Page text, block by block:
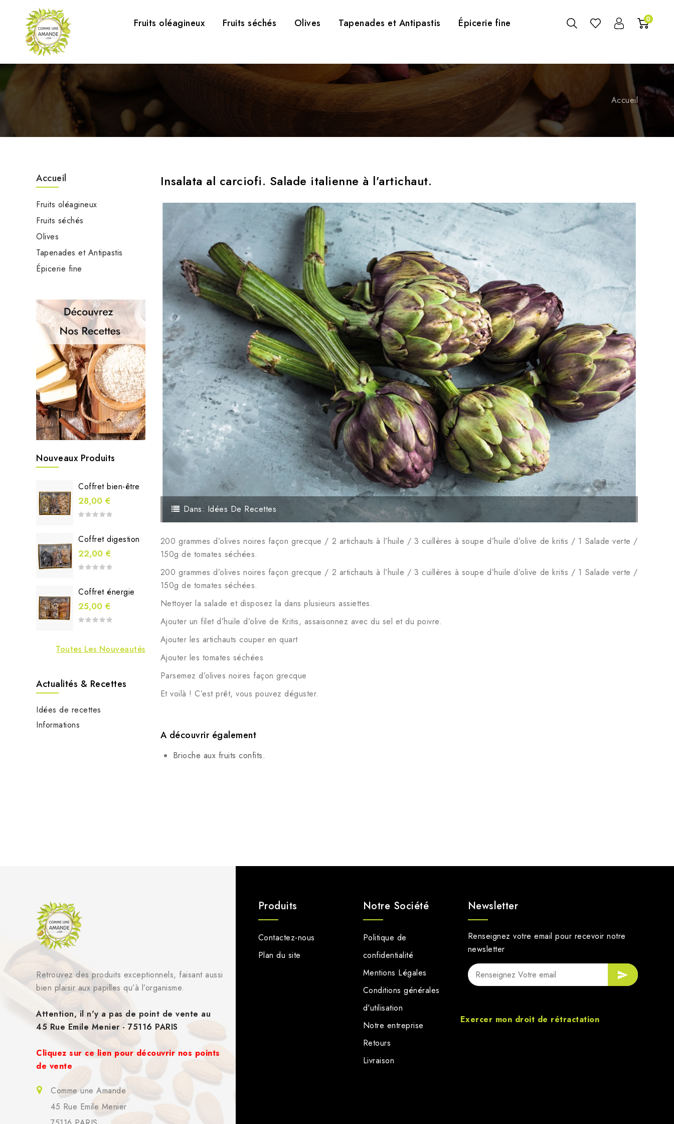
0
Fruits oléagineux Fruits séchés Olives Tapenades et Antipastis Épicerie fine
Accueil
Accueil
Fruits oléagineux
Fruits séchés
Olives
Tapenades et Antipastis
Épicerie fine
Nouveaux Produits
Coffret bien-être
28,00 €
Coffret digestion
22,00 €
Coffret énergie
25,00 €
Toutes Les Nouveautés
Actualités & Recettes
Idées de recettes
Informations
Insalata al carciofi. Salade italienne à l’artichaut.
Dans: Idées De Recettes
200 grammes d’olives noires façon grecque / 2 artichauts à l’huile / 3 cuillères à soupe d’huile d’olive de kritis / 1 Salade verte /
150g de tomates séchées.
200 grammes d’olives noires façon grecque / 2 artichauts à l’huile / 3 cuillères à soupe d’huile d’olive de kritis / 1 Salade verte /
150g de tomates séchées.
Nettoyer la salade et disposez la dans plusieurs assiettes.
Ajouter un filet d’huile d’olive de Kritis, assaisonnez avec du sel et du poivre.
Ajouter les artichauts couper en quart
Ajouter les tomates séchées
Parsemez d’olives noires façon grecque
Et voilà ! C’est prêt, vous pouvez déguster.
A découvrir également
Brioche aux fruits confits.
Retrouvez des produits exceptionnels, faisant aussi
bien plaisir aux papilles qu’à l’organisme.
Attention, il n'y a pas de point de vente au
45 Rue Emile Menier - 75116 PARIS
Cliquez sur ce lien pour découvrir nos points
de vente
Comme une Amande
45 Rue Emile Menier
Produits
Contactez-nous
Plan du site
Notre Société
Politique de
confidentialité
Mentions Légales
Conditions générales
d'utilisation
Notre entreprise
Retours
Livraison
Newsletter
Renseignez votre email pour recevoir notre
newsletter
Exercer mon droit de rétractation